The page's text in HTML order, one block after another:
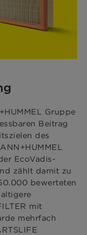
Gruppe
Beitrag
des
EcoVadis-
zählt damit zu
bewerteten
mit
mehrfach